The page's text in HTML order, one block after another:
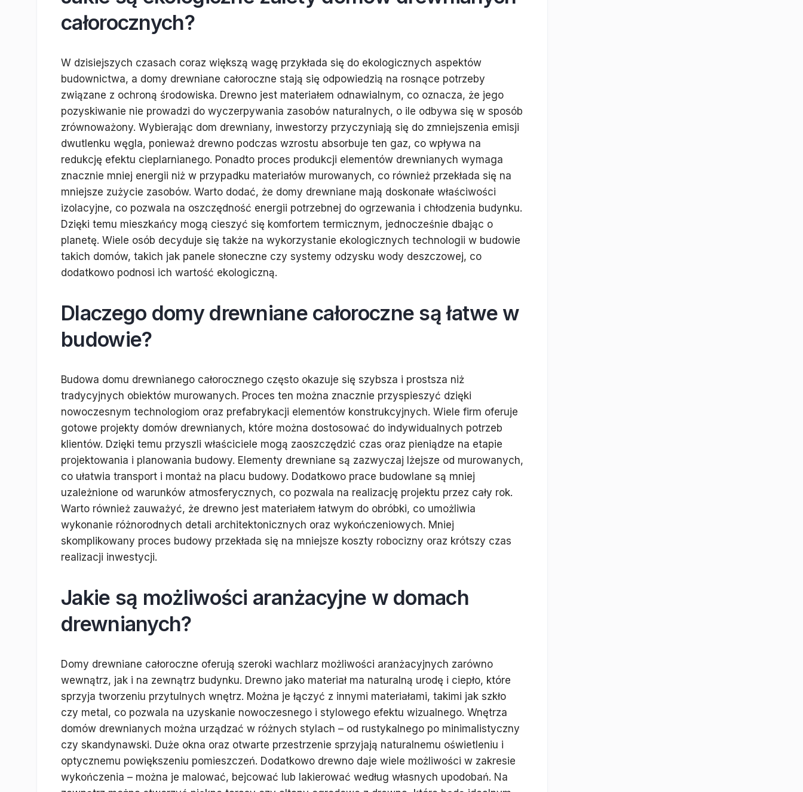
całorocznych?
W dzisiejszych czasach coraz większą wagę przykłada się do ekologicznych aspektów
budownictwa, a domy drewniane całoroczne stają się odpowiedzią na rosnące potrzeby
związane z ochroną środowiska. Drewno jest materiałem odnawialnym, co oznacza, że jego
pozyskiwanie nie prowadzi do wyczerpywania zasobów naturalnych, o ile odbywa się w sposób
zrównoważony. Wybierając dom drewniany, inwestorzy przyczyniają się do zmniejszenia emisji
dwutlenku węgla, ponieważ drewno podczas wzrostu absorbuje ten gaz, co wpływa na
redukcję efektu cieplarnianego. Ponadto proces produkcji elementów drewnianych wymaga
znacznie mniej energii niż w przypadku materiałów murowanych, co również przekłada się na
mniejsze zużycie zasobów. Warto dodać, że domy drewniane mają doskonałe właściwości
izolacyjne, co pozwala na oszczędność energii potrzebnej do ogrzewania i chłodzenia budynku.
Dzięki temu mieszkańcy mogą cieszyć się komfortem termicznym, jednocześnie dbając o
planetę. Wiele osób decyduje się także na wykorzystanie ekologicznych technologii w budowie
takich domów, takich jak panele słoneczne czy systemy odzysku wody deszczowej, co
dodatkowo podnosi ich wartość ekologiczną.
Dlaczego domy drewniane całoroczne są łatwe w
budowie?
Budowa domu drewnianego całorocznego często okazuje się szybsza i prostsza niż
tradycyjnych obiektów murowanych. Proces ten można znacznie przyspieszyć dzięki
nowoczesnym technologiom oraz prefabrykacji elementów konstrukcyjnych. Wiele firm oferuje
gotowe projekty domów drewnianych, które można dostosować do indywidualnych potrzeb
klientów. Dzięki temu przyszli właściciele mogą zaoszczędzić czas oraz pieniądze na etapie
projektowania i planowania budowy. Elementy drewniane są zazwyczaj lżejsze od murowanych,
co ułatwia transport i montaż na placu budowy. Dodatkowo prace budowlane są mniej
uzależnione od warunków atmosferycznych, co pozwala na realizację projektu przez cały rok.
Warto również zauważyć, że drewno jest materiałem łatwym do obróbki, co umożliwia
wykonanie różnorodnych detali architektonicznych oraz wykończeniowych. Mniej
skomplikowany proces budowy przekłada się na mniejsze koszty robocizny oraz krótszy czas
realizacji inwestycji.
Jakie są możliwości aranżacyjne w domach
drewnianych?
Domy drewniane całoroczne oferują szeroki wachlarz możliwości aranżacyjnych zarówno
wewnątrz, jak i na zewnątrz budynku. Drewno jako materiał ma naturalną urodę i ciepło, które
sprzyja tworzeniu przytulnych wnętrz. Można je łączyć z innymi materiałami, takimi jak szkło
czy metal, co pozwala na uzyskanie nowoczesnego i stylowego efektu wizualnego. Wnętrza
domów drewnianych można urządzać w różnych stylach – od rustykalnego po minimalistyczny
czy skandynawski. Duże okna oraz otwarte przestrzenie sprzyjają naturalnemu oświetleniu i
optycznemu powiększeniu pomieszczeń. Dodatkowo drewno daje wiele możliwości w zakresie
wykończenia – można je malować, bejcować lub lakierować według własnych upodobań. Na